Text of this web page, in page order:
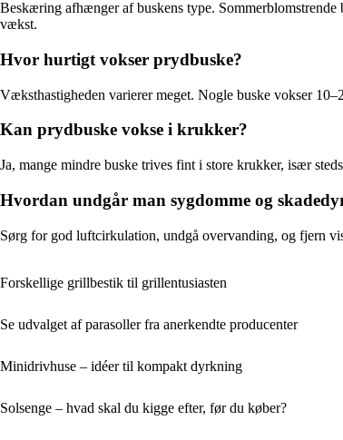
Beskæring afhænger af buskens type.
vækst.
Hvor hurtigt vokser prydbuske?
Væksthastigheden varierer meget. Nogle buske vokser
Kan prydbuske vokse i krukker?
Ja, mange mindre buske trives fint i store krukker, især
Hvordan undgår man sygdomme og
Sørg for god luftcirkulation, undgå overvanding, og fjern
Forskellige grillbestik til grillentusiasten
Se udvalget af parasoller fra anerkendte producenter
Minidrivhuse – idéer til kompakt dyrkning
Solsenge – hvad skal du kigge efter, før du køber?